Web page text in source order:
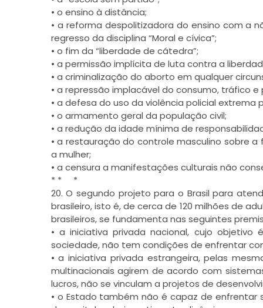
• o ensino à distância;
• a reforma despolitizadora do ensino com a
regresso da disciplina “Moral e cívica”;
• o fim da “liberdade de cátedra”;
• a permissão implícita de luta contra a
• a criminalização do aborto em qualquer
• a repressão implacável do consumo, tráfico
• a defesa do uso da violência policial extrema
• o armamento geral da população civil;
• a redução da idade mínima de
• a restauração do controle masculino sobre
a mulher;
• a censura a manifestações culturais não
* * *
20. O segundo projeto para o Brasil para
brasileiro, isto é, de cerca de 120 milhões de
brasileiros, se fundamenta nas seguintes
• a iniciativa privada nacional, cujo
sociedade, não tem condições de enfrentar
• a iniciativa privada estrangeira, pelas
multinacionais agirem de acordo com
lucros, não se vinculam a projetos de
• o Estado também não é capaz de